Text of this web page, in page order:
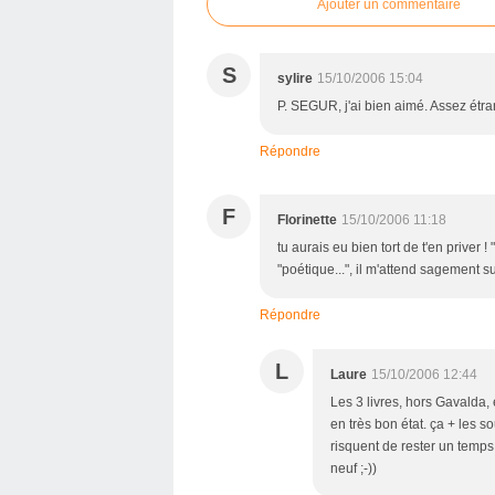
Ajouter un commentaire
S sylire 15/10/2006 15:04
P. SEGUR, j'ai bien aimé. Assez
Répondre
F Florinette 15/10/2006 11:18
tu aurais eu bien tort de t'en priver !
"poétique...", il m'attend sagement
Répondre
L Laure 15/10/2006 12:44
Les 3 livres, hors
en très bon état. ça + les
risquent de rester un
neuf ;-))